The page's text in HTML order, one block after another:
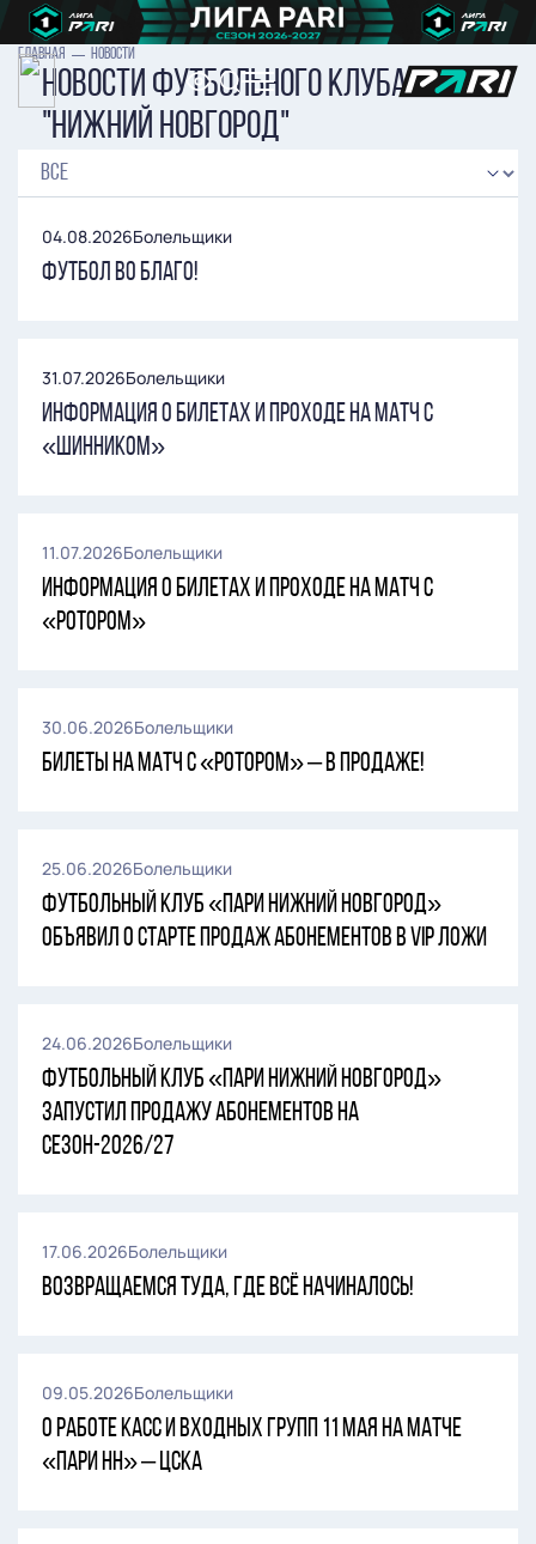
ГЛАВНАЯ НОВОСТИ
Новости футбольного клуба
"Нижний Новгород"
04.08.2026Болельщики
Футбол во благо!
31.07.2026Болельщики
Информация о билетах и проходе на матч с
«Шинником»
11.07.2026Болельщики
Информация о билетах и проходе на матч с
«Ротором»
30.06.2026Болельщики
Билеты на матч с «Ротором» – в продаже!
25.06.2026Болельщики
Футбольный клуб «Пари Нижний Новгород»
объявил о старте продаж абонементов в VIP ложи
24.06.2026Болельщики
Футбольный клуб «Пари Нижний Новгород»
запустил продажу абонементов на
сезон-2026/27
17.06.2026Болельщики
Возвращаемся туда, где всё начиналось!
09.05.2026Болельщики
О работе касс и входных групп 11 мая на матче
«Пари НН» – ЦСКА